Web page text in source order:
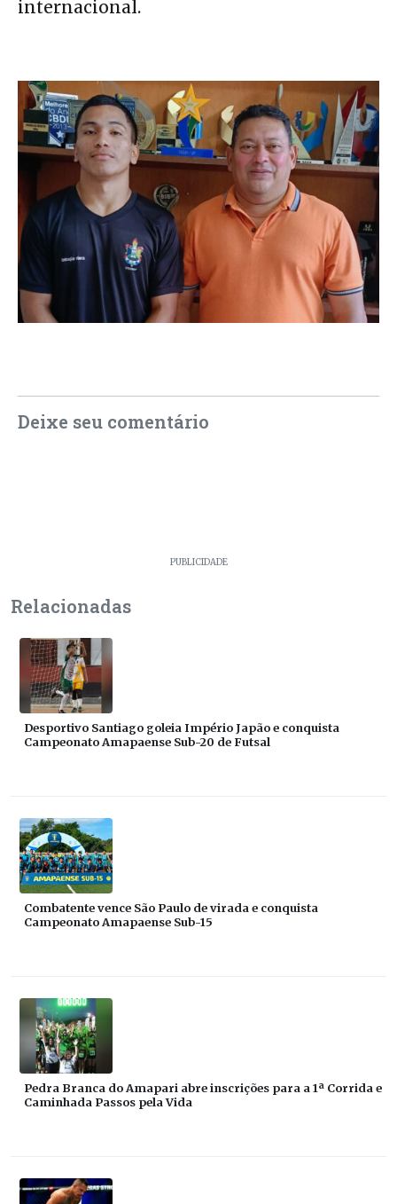
internacional.
Deixe seu comentário
PUBLICIDADE
Relacionadas
Desportivo Santiago goleia Império Japão e conquista
Campeonato Amapaense Sub-20 de Futsal
Combatente vence São Paulo de virada e conquista
Campeonato Amapaense Sub-15
Pedra Branca do Amapari abre inscrições para a 1ª Corrida e
Caminhada Passos pela Vida